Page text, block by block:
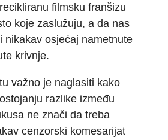
filmsku franšizu
koje zaslužuju, a da nas
nikakav osjećaj nametnute
krivnje.
važno je naglasiti kako
razlike između
ne znači da treba
cenzorski komesarijat